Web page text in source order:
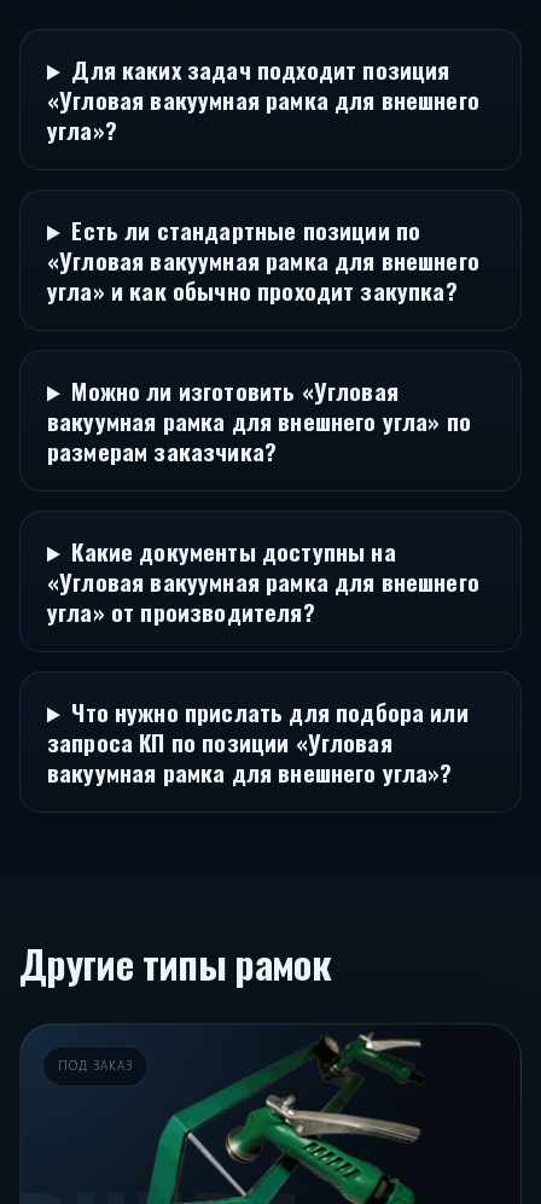
Для каких задач подходит позиция
«Угловая вакуумная рамка для внешнего
угла»?
Есть ли стандартные позиции по
«Угловая вакуумная рамка для внешнего
угла» и как обычно проходит закупка?
Можно ли изготовить «Угловая
вакуумная рамка для внешнего угла» по
размерам заказчика?
Какие документы доступны на
«Угловая вакуумная рамка для внешнего
угла» от производителя?
Что нужно прислать для подбора или
запроса КП по позиции «Угловая
вакуумная рамка для внешнего угла»?
Другие типы рамок
ПОД ЗАКАЗ